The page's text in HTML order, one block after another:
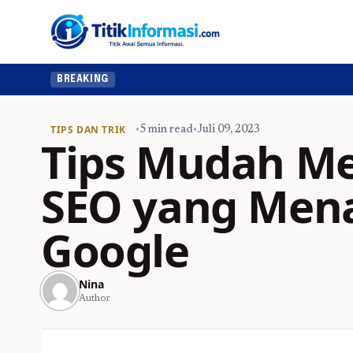
BREAKING
TIPS DAN TRIK •5 min read•Juli 09, 2023
Tips Mudah
SEO yang
Google
Nina
Author